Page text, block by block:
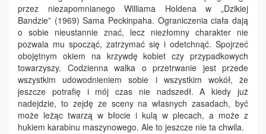
przez niezapomnianego Williama Holdena w „Dzikiej
Bandzie” (1969) Sama Peckinpaha. Ograniczenia ciała dają
o sobie nieustannie znać, lecz niezłomny charakter nie
pozwala mu spocząć, zatrzymać się i odetchnąć. Spojrzeć
obojętnym okiem na krzywdę kobiet czy przypadkowych
towarzyszy. Codzienna walka o przetrwanie jest przede
wszystkim udowodnieniem sobie i wszystkim wokół, że
jeszcze potrafię i mój czas nie nadszedł. A kiedy już
nadejdzie, to zejdę ze sceny na własnych zasadach, być
może leżąc twarzą w błocie i kulą w plecach, a może z
hukiem karabinu maszynowego. Ale to jeszcze nie ta chwila.